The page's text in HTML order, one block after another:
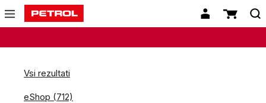
Vsi rezultati
eShop (712)